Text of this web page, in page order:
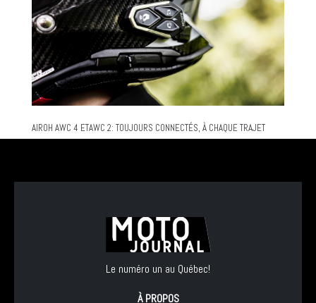
AIROH AWC 4 ETAWC 2: TOUJOURS CONNECTÉS, À CHAQUE TRAJET
Le numéro un au Québec!
À PROPOS